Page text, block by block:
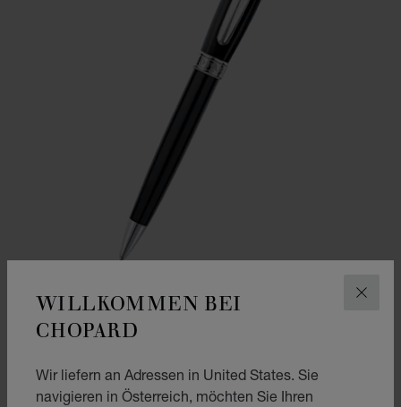
WILLKOMMEN BEI
CHOPARD
Wir liefern an Adressen in United States. Sie
navigieren in Österreich, möchten Sie Ihren
SCHWARZES KUNSTHARZ UND PALLADIUM-VOLLENDUNG
€ 369